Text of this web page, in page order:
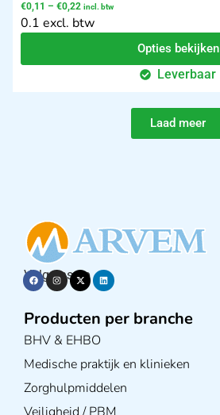
€0,11 – €0,22 incl. btw
0.1 excl. btw
Opties bekijken
Leverbaar
Laad meer
Volg ons op
Producten per branche
BHV & EHBO
Medische praktijk en klinieken
Zorghulpmiddelen